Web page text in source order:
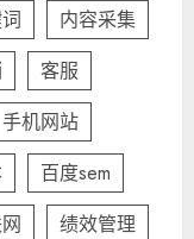
内容采集
客服
手机网站
百度sem
绩效管理